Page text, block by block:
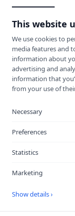
Hitta rätt trafikskola
UTFORSKA
Jämför trafikskolor
Kalkylator
Trafikskolor
Vägmärken
Halkbanor
Lokala guider
This website
We use cookies to
media features and
information about
advertising and
information that
from your use of
Necessary
Preferences
Statistics
Marketing
Show details ›